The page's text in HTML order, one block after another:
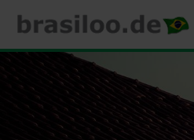
Direkt
HAUPTMENÜ